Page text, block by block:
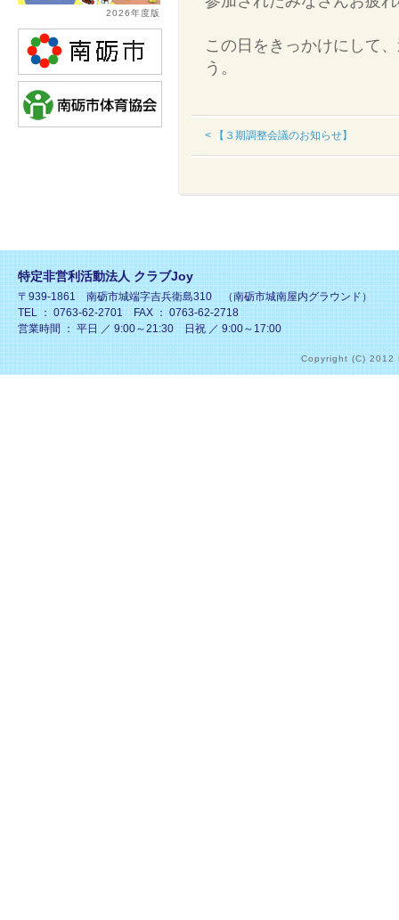
この日をきっかけにして
う。
< 【３期調整会議のお知らせ】
2026年度版
特定非営利活動法人 クラブJoy
〒939-1861 南砺市城端字吉兵衛島310 （南砺市城南屋内グラウンド）
TEL ： 0763-62-2701 FAX ： 0763-62-2718
営業時間 ： 平日 ／ 9:00～21:30 日祝 ／ 9:00～17:00
Copyright (C) 2012